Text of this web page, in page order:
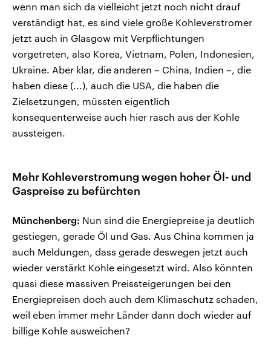
wenn man sich da vielleicht jetzt noch nicht drauf
verständigt hat, es sind viele große Kohleverstromer
jetzt auch in Glasgow mit Verpflichtungen
vorgetreten, also Korea, Vietnam, Polen, Indonesien,
Ukraine. Aber klar, die anderen – China, Indien –, die
haben diese (...), auch die USA, die haben die
Zielsetzungen, müssten eigentlich
konsequenterweise auch hier rasch aus der Kohle
aussteigen.
Mehr Kohleverstromung wegen hoher Öl- und
Gaspreise zu befürchten
Münchenberg: Nun sind die Energiepreise ja deutlich
gestiegen, gerade Öl und Gas. Aus China kommen ja
auch Meldungen, dass gerade deswegen jetzt auch
wieder verstärkt Kohle eingesetzt wird. Also könnten
quasi diese massiven Preissteigerungen bei den
Energiepreisen doch auch dem Klimaschutz schaden,
weil eben immer mehr Länder dann doch wieder auf
billige Kohle ausweichen?